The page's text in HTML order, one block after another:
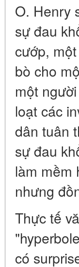
O. Henry
sự đau
cướp,
bò cho
một
loạt các
dân tuân
sự đau
làm mềm
nhưng
Thực tế
có